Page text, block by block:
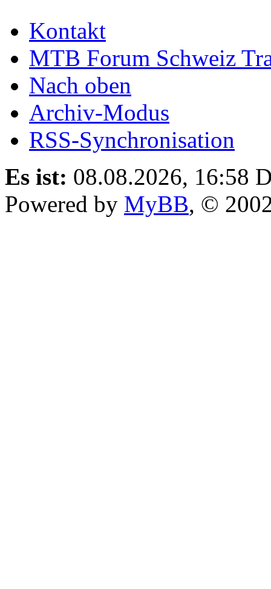
Kontakt
MTB Forum Schweiz
Nach oben
Archiv-Modus
RSS-Synchronisation
Es ist: 08.08.2026, 16:58
Powered by MyBB, ©